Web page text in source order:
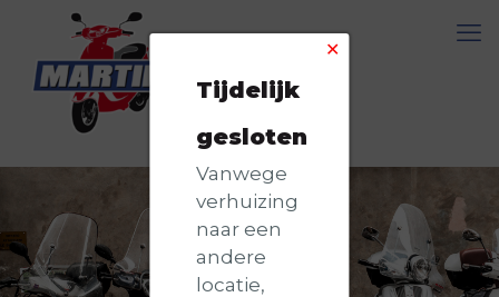
✕
Tijdelijk
gesloten
Vanwege
verhuizing
naar een
andere
locatie,